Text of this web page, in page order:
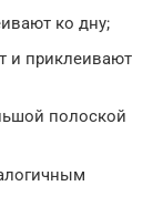
ко дну;
и приклеивают
полоской